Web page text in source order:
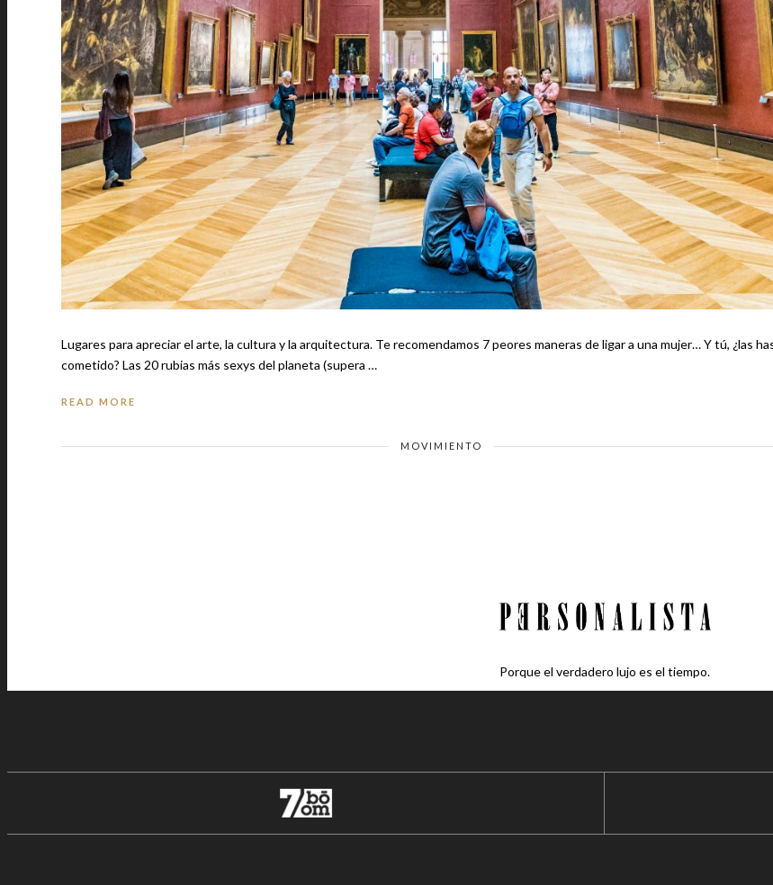
Lugares para apreciar el arte, la cultura y la arquitectura. Te recomendamos 7 peores maneras de ligar a una mujer… Y tú, ¿las has
cometido? Las 20 rubias más sexys del planeta (supera …
READ MORE
MOVIMIENTO
Porque el verdadero lujo es el tiempo.